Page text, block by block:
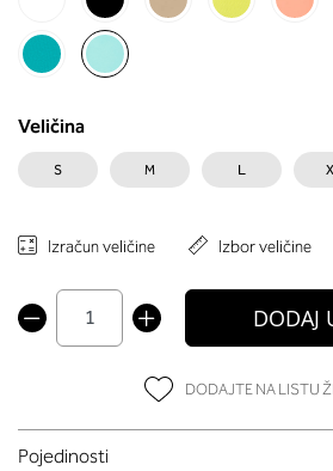
Veličina
S M L
Izračun veličine Izbor veličine
DODAJ
DODAJTE NA LISTU
Pojedinosti